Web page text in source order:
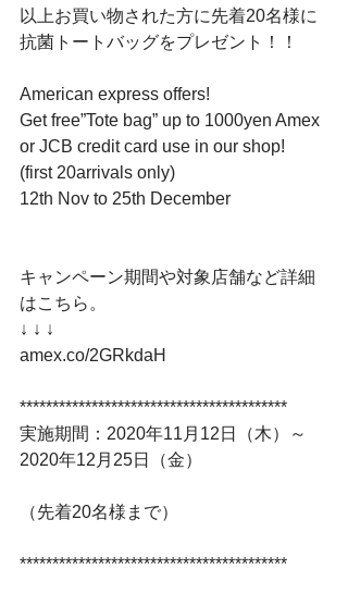
以上お買い物された方に先着20名様に
抗菌トートバッグをプレゼント！！﻿
American express offers!﻿
Get free”Tote bag” up to 1000yen Amex
or JCB credit card use in our shop!﻿
(first 20arrivals only)﻿
12th Nov to 25th December ﻿
キャンペーン期間や対象店舗など詳細
はこちら。﻿
↓ ↓ ↓﻿
amex.co/2GRkdaH﻿
*****************************************﻿
実施期間：2020年11月12日（木）～
2020年12月25日（金）﻿
（先着20名様まで）﻿
*****************************************﻿